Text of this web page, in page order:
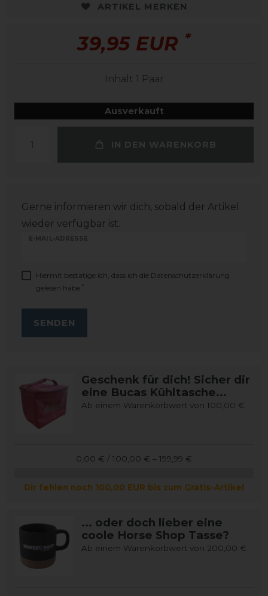
ARTIKEL MERKEN
39,95 EUR *
Inhalt 1 Paar
Ausverkauft
IN DEN WARENKORB
Gerne informieren wir dich, sobald der Artikel
wieder verfügbar ist.
E-MAIL-ADRESSE
Hiermit bestätige ich, dass ich die Daten­schutz­erklärung
gelesen habe. *
SENDEN
Geschenk für dich! Sicher dir
eine Bucas Kühltasche...
Ab einem Warenkorbwert von 100,00 €
0,00 € / 100,00 € – 199,99 €
Dir fehlen noch 100,00 EUR bis zum Gratis-Artikel
... oder doch lieber eine
coole Horse Shop Tasse?
Ab einem Warenkorbwert von 200,00 €